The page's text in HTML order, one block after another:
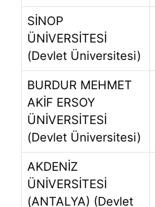
SİNOP
ÜNİVERSİTESİ
(Devlet Üniversitesi)
BURDUR MEHMET
AKİF ERSOY
ÜNİVERSİTESİ
(Devlet Üniversitesi)
AKDENİZ
ÜNİVERSİTESİ
(ANTALYA) (Devlet